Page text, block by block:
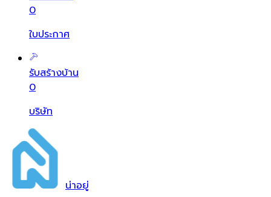
0
ใบประกาศ
รับสร้างบ้าน
0
บริษัท
น่าอยู่